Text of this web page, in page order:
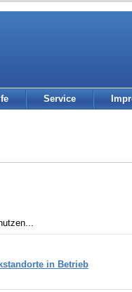
Service
in Betrieb